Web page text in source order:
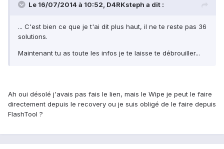
Le 16/07/2014 à 10:52, D4RKsteph a dit :
... C'est bien ce que je t'ai dit plus haut, il ne te reste pas 36
solutions.
Maintenant tu as toute les infos je te laisse te débrouiller...
Ah oui désolé j'avais pas fais le lien, mais le Wipe je peut le faire
directement depuis le recovery ou je suis obligé de le faire depuis
FlashTool ?